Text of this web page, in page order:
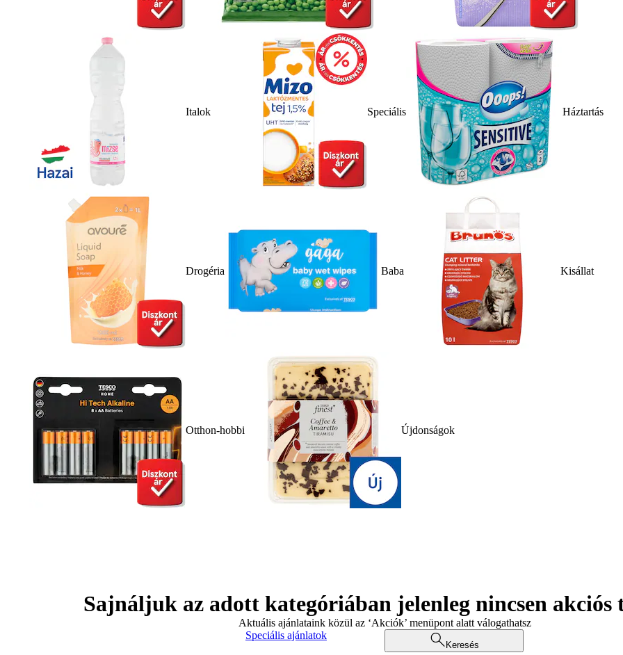
Italok Speciális Háztartás
Drogéria Baba Kisállat
Otthon-hobbi Újdonságok
Sajnáljuk az adott kategóriában jelenleg nincsen akciós
Aktuális ajánlataink közül az ‘Akciók’ menüpont alatt válogathatsz
Speciális ajánlatok
Keresés